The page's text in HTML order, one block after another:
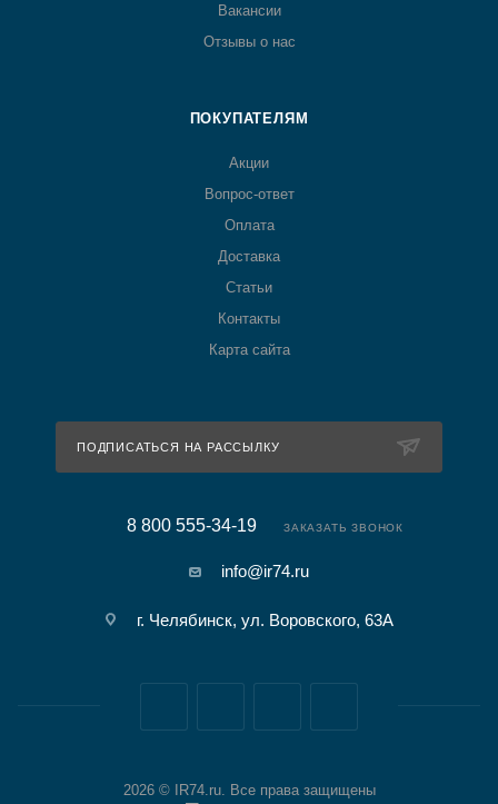
Вакансии
Отзывы о нас
ПОКУПАТЕЛЯМ
Акции
Вопрос-ответ
Оплата
Доставка
Статьи
Контакты
Карта сайта
ПОДПИСАТЬСЯ НА РАССЫЛКУ
8 800 555-34-19 ЗАКАЗАТЬ ЗВОНОК
info@ir74.ru
г. Челябинск, ул. Воровского, 63А
2026 © IR74.ru. Все права защищены